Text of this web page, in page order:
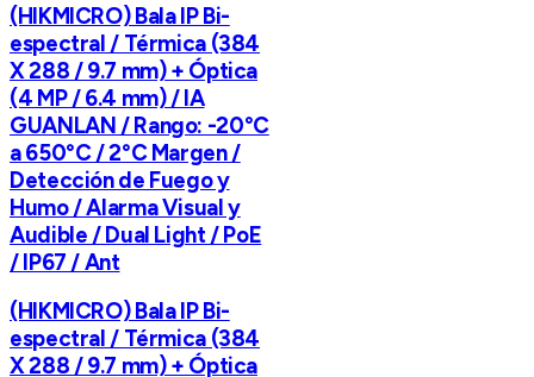
(HIKMICRO) Bala IP Bi-
espectral / Térmica (384
X 288 / 9.7 mm) + Óptica
(4 MP / 6.4 mm) / IA
GUANLAN / Rango: -20°C
a 650°C / 2°C Margen /
Detección de Fuego y
Humo / Alarma Visual y
Audible / Dual Light / PoE
/ IP67 / Ant
(HIKMICRO) Bala IP Bi-
espectral / Térmica (384
X 288 / 9.7 mm) + Óptica